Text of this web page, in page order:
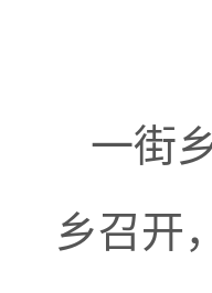
一街
乡召开